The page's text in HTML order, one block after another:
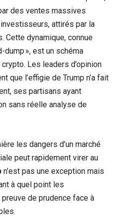
des ventes massives
attirés par la
Cette dynamique, connue
dump », est un schéma
Les leaders d’opinion
que l’effigie de Trump n’a fait
ses partisans ayant
sans réelle analyse de
les dangers d’un marché
peut rapidement virer au
n’est pas une exception mais
à quel point les
de prudence face à